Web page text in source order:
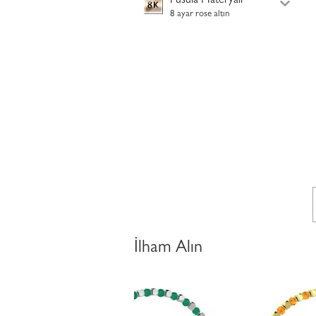
8 ayar rose altın
İlham Alın